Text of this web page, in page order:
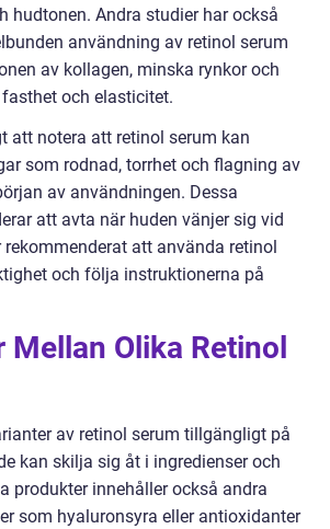
hudtonen. Andra studier har också
användning av retinol serum
av kollagen, minska rynkor och
och elasticitet.
att notera att retinol serum kan
som rodnad, torrhet och flagning av
av användningen. Dessa
att avta när huden vänjer sig vid
rekommenderat att använda retinol
och följa instruktionerna på
Mellan Olika Retinol
av retinol serum tillgängligt på
kan skilja sig åt i ingredienser och
produkter innehåller också andra
som hyaluronsyra eller antioxidanter